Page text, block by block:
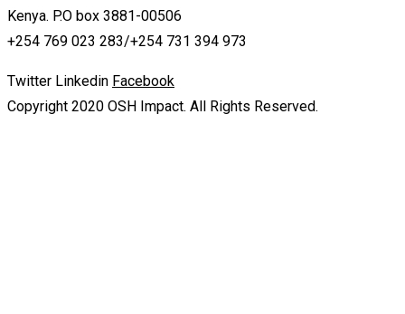
Kenya. P.O box 3881-00506
+254 769 023 283/+254 731 394 973
Twitter Linkedin Facebook
Copyright 2020 OSH Impact. All Rights Reserved.